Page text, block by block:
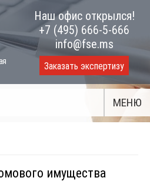
Наш офис открылся!
+7 (495) 666-5-666
info@fse.ms
Заказать экспертизу
МЕНЮ
имущества